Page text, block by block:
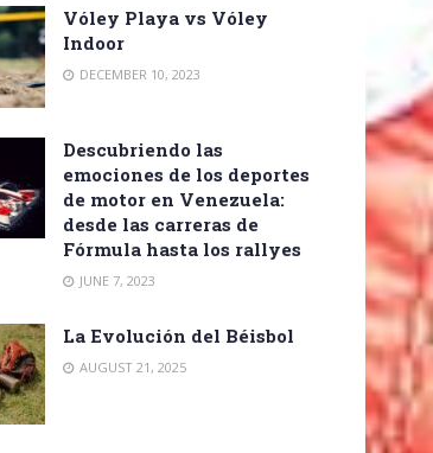
Vóley Playa vs Vóley
Indoor
DECEMBER 10, 2023
Descubriendo las
emociones de los deportes
de motor en Venezuela:
desde las carreras de
Fórmula hasta los rallyes
JUNE 7, 2023
La Evolución del Béisbol
AUGUST 21, 2025